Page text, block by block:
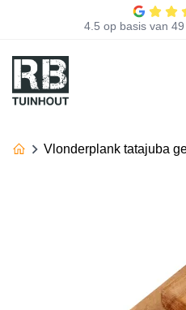
4.5 op basis van
Vlonderplank tatajuba